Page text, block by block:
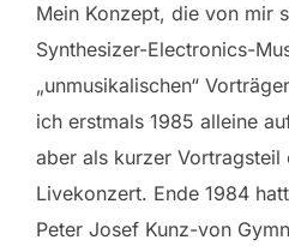
Mein Konzept, die von mir
Synthesizer-Electronics-
„unmusikalischen“
ich erstmals 1985 alleine
aber als kurzer Vortragsteil
Livekonzert. Ende 1984
Peter Josef Kunz-von